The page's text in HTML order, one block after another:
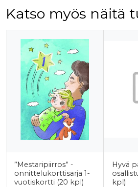
Katso myös näitä
Tuoteluettelon alku
”Mestaripiirros” -
onnittelukorttisarja 1-
vuotiskortti (20 kpl)
Hyvä
kpl)